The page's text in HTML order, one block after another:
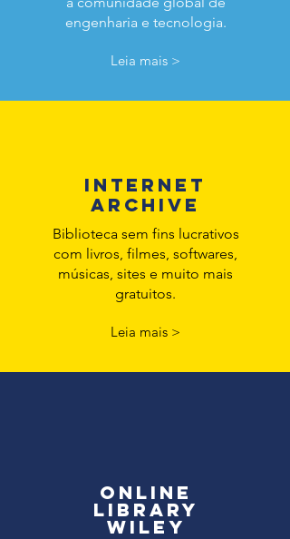
engenharia e tecnologia.
Leia mais >
INTERNET
ARCHIVE
Biblioteca sem fins lucrativos
com livros, filmes, softwares,
músicas, sites e muito mais
gratuitos.
Leia mais >
online
library
wiley